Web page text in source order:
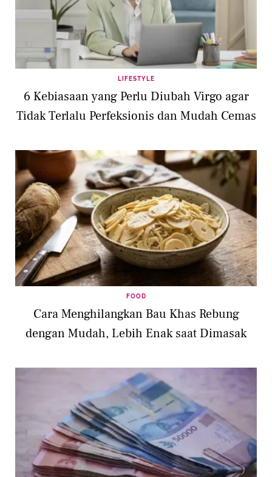
LIFESTYLE
6 Kebiasaan yang Perlu Diubah Virgo agar
Tidak Terlalu Perfeksionis dan Mudah Cemas
FOOD
Cara Menghilangkan Bau Khas Rebung
dengan Mudah, Lebih Enak saat Dimasak